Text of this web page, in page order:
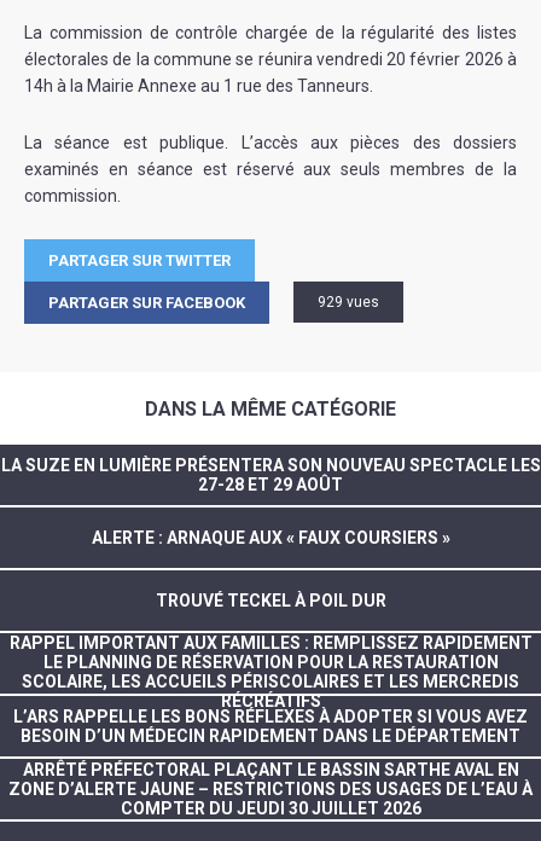
SUZE
La commission de contrôle chargée de la régularité des listes
électorales de la commune se réunira vendredi 20 février 2026 à
14h à la Mairie Annexe au 1 rue des Tanneurs.
La séance est publique. L’accès aux pièces des dossiers
examinés en séance est réservé aux seuls membres de la
commission.
PARTAGER SUR TWITTER
PARTAGER SUR FACEBOOK 929 vues
DANS LA MÊME CATÉGORIE
LA SUZE EN LUMIÈRE PRÉSENTERA SON NOUVEAU SPECTACLE LES
27-28 ET 29 AOÛT
ALERTE : ARNAQUE AUX « FAUX COURSIERS »
TROUVÉ TECKEL À POIL DUR
RAPPEL IMPORTANT AUX FAMILLES : REMPLISSEZ RAPIDEMENT
LE PLANNING DE RÉSERVATION POUR LA RESTAURATION
SCOLAIRE, LES ACCUEILS PÉRISCOLAIRES ET LES MERCREDIS
RÉCRÉATIFS
L’ARS RAPPELLE LES BONS RÉFLEXES À ADOPTER SI VOUS AVEZ
BESOIN D’UN MÉDECIN RAPIDEMENT DANS LE DÉPARTEMENT
ARRÊTÉ PRÉFECTORAL PLAÇANT LE BASSIN SARTHE AVAL EN
ZONE D’ALERTE JAUNE – RESTRICTIONS DES USAGES DE L’EAU À
COMPTER DU JEUDI 30 JUILLET 2026